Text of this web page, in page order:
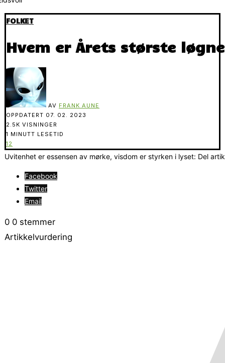
FOLKET
Hvem er Årets største
AV FRANK AUNE
OPPDATERT 07. 02. 2023
2.5K VISNINGER
1 MINUTT LESETID
12
Uvitenhet er essensen av mørke, visdom er styrken i lyset: Del
Facebook
Twitter
Email
0 0 stemmer
Artikkelvurdering